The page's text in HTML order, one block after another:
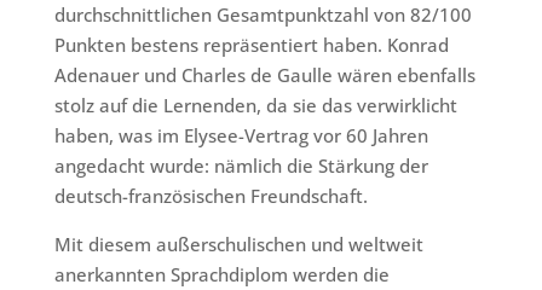
durchschnittlichen Gesamtpunktzahl von 82/100
Punkten bestens repräsentiert haben. Konrad
Adenauer und Charles de Gaulle wären ebenfalls
stolz auf die Lernenden, da sie das verwirklicht
haben, was im Elysee-Vertrag vor 60 Jahren
angedacht wurde: nämlich die Stärkung der
deutsch-französischen Freundschaft.
Mit diesem außerschulischen und weltweit
anerkannten Sprachdiplom werden die